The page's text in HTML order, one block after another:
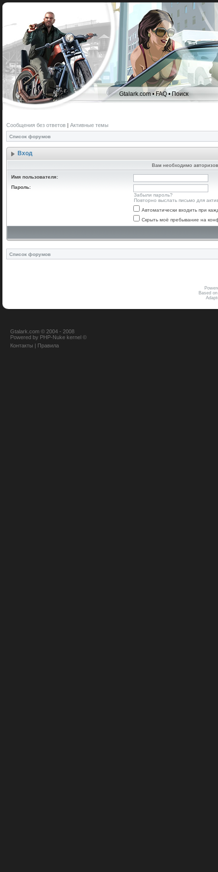
Gtalark.com •FAQ•Поиск
Сообщения без ответов | Активные темы
Список форумов
Вход
Вам необходимо
Имя пользователя:
Пароль:
Забыли пароль?
Повторно выслать письмо для
Автоматически входить при
Скрыть моё пребывание на
Список форумов
Based
Gtalark.com © 2004 - 2008
Powered by PHP-Nuke kernel ©
Контакты | Правила